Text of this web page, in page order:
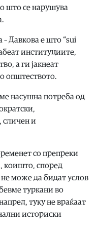
што се нарушува
Давкова е што “sui
институциите,
а ги јакнеат
општеството.
насушна потреба од
сличен и
со препреки
коишто, според
може да бидат услов
туркани во
туку не враќаат
историски